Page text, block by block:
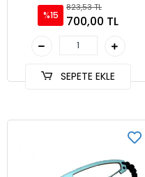
%15
823,53 TL
700,00 TL
SEPETE EKLE